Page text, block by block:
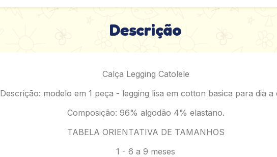
Descrição
Calça Legging Catolele
Descrição: modelo em 1 peça - legging lisa em cotton basica para dia a
Composição: 96% algodão 4% elastano.
TABELA ORIENTATIVA DE TAMANHOS
1 - 6 a 9 meses